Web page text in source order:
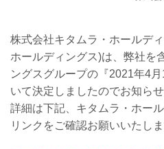
株式会社キタムラ・ホールデ
ホールディングス)は、弊社を
ングスグループの『2021年4
いて決定しましたのでお知らせ
詳細は下記、キタムラ・ホー
リンクをご確認お願いいたしま